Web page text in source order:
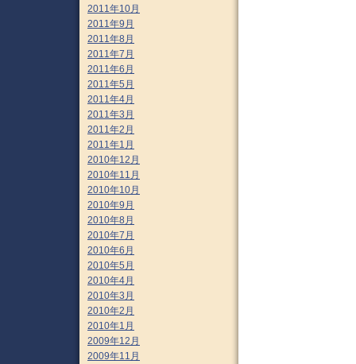
2011年10月
2011年9月
2011年8月
2011年7月
2011年6月
2011年5月
2011年4月
2011年3月
2011年2月
2011年1月
2010年12月
2010年11月
2010年10月
2010年9月
2010年8月
2010年7月
2010年6月
2010年5月
2010年4月
2010年3月
2010年2月
2010年1月
2009年12月
2009年11月